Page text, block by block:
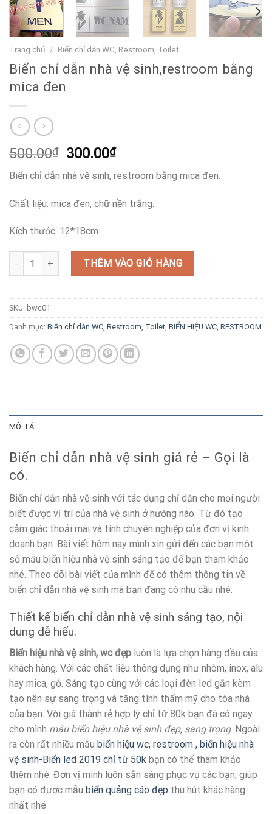
Trang chủ / Biển chỉ dẫn WC, Restroom, Toilet
Biển chỉ dẫn nhà vệ sinh,restroom bằng
mica đen
500.00₫
Giá
gốc
là:
500.00₫.
300.00₫Giá
tại
là:
300.00₫.
Biển chỉ dẫn nhà vệ sinh, restroom bằng mica đen.
Chất liệu: mica đen, chữ nền trắng.
Kích thước: 12*18cm
Biển chỉ dẫn nhà vệ sinh,restroom bằng mica đen số lượng
THÊM VÀO GIỎ HÀNG
SKU: bwc01
Danh mục: Biển chỉ dẫn WC, Restroom, Toilet, BIỂN HIỆU WC, RESTROOM
MÔ TẢ
Biển chỉ dẫn nhà vệ sinh giá rẻ – Gọi là
có.
Biển chỉ dẫn nhà vệ sinh với tác dụng chỉ dẫn cho mọi người
biết được vị trí của nhà vệ sinh ở hướng nào. Từ đó tạo
cảm giác thoải mãi và tính chuyên nghiệp của đơn vị kinh
doanh bạn. Bài viết hôm nay mình xin gửi đến các bạn một
số mẫu biển hiệu nhà vệ sinh sáng tạo để bạn tham khảo
nhé. Theo dõi bài viết của mình để có thêm thông tin về
biển chỉ dẫn nhà vệ sinh mà bạn đang có nhu cầu nhé.
Thiết kế biển chỉ dẫn nhà vệ sinh sáng tạo, nội
dung dễ hiểu.
Biển hiệu nhà vệ sinh, wc đẹp luôn là lựa chọn hàng đầu của
khách hàng. Với các chất liệu thông dụng như nhôm, inox, alu
hay mica, gỗ. Sáng tạo cùng với các loại đèn led gắn kèm
tạo nên sự sang trọng và tăng tình thẩm mỹ cho tòa nhà
của bạn. Với giá thành rẻ hợp lý chỉ từ 80k bạn đã có ngay
cho mình mẫu biển hiệu nhà vệ sinh đẹp, sang trọng. Ngoài
ra còn rất nhiều mẫu biển hiệu wc, restroom , biển hiệu nhà
vệ sinh-Biển led 2019 chỉ từ 50k bạn có thể tham khảo
thêm nhé. Đơn vị mình luôn sẵn sàng phục vụ các bạn, giúp
bạn có được mẫu biển quảng cáo đẹp thu hút khác hàng
nhất nhé.